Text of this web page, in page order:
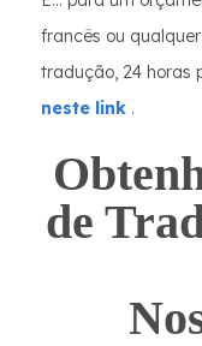
francês ou
tradução, 24 horas
neste link .
de